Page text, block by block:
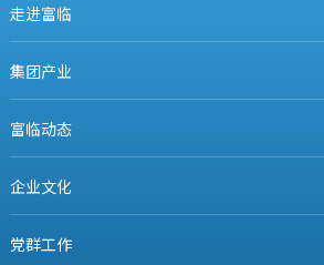
走进富临
集团产业
富临动态
企业文化
党群工作